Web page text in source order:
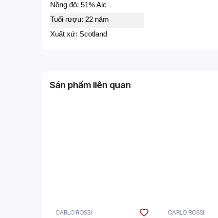
Nồng độ: 51% Alc
Tuổi rượu: 22 năm
Xuất xứ: Scotland
Sản phẩm liên quan
CARLO ROSSI CARLO ROSSI